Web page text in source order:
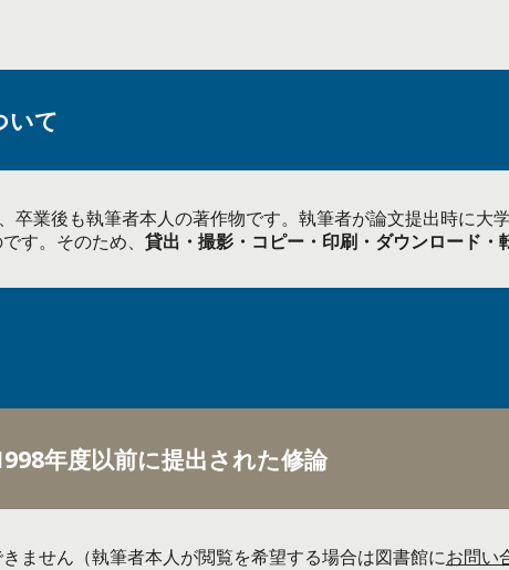
いて
卒業後も執筆者本人の著作物です。執筆者が論文提出時に大
す。そのため、 貸出・撮影・コピー・印刷・ダウンロード
年度以前に提出された修論
ません（執筆者本人が閲覧を希望する場合は図書館にお問い